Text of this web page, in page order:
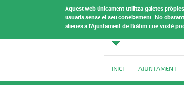
Aquest web únicament utilitza galetes
usuaris sense el seu coneixement.No
alienes a l'Ajuntament de Bràfim que vostè
INICI AJUNTAMENT